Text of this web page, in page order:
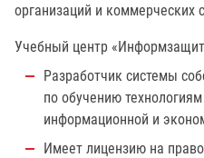
организаций и коммерческих
Учебный центр
Разработчик системы
по обучению
информационной и
Имеет лицензию на